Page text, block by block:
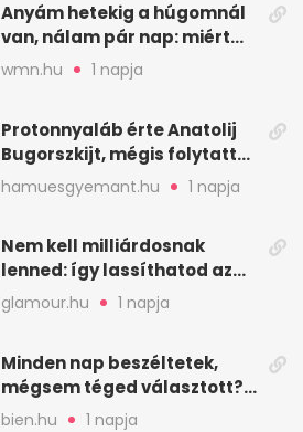
Anyám hetekig a húgomnál
van, nálam pár nap: miért
fáj ennyire?
wmn.hu 1 napja
Protonnyaláb érte Anatolij
Bugorszkijt, mégis folytatta
a munkát
hamuesgyemant.hu 1 napja
Nem kell milliárdosnak
lenned: így lassíthatod az
öregedést a biológus szerint
glamour.hu 1 napja
Minden nap beszéltetek,
mégsem téged választott?
Ez az érzelmi csapda
bien.hu 1 napja